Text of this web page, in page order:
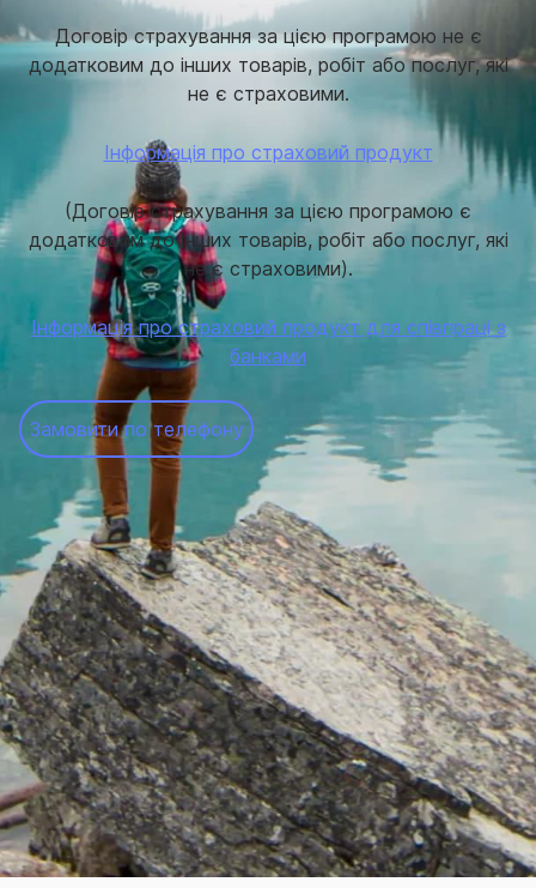
Договір страхування за цією програмою не є
додатковим до інших товарів, робіт або послуг, які
не є страховими.
Інформація про страховий продукт
(Договір страхування за цією програмою є
додатковим до інших товарів, робіт або послуг, які
не є страховими).
Інформація про страховий продукт для співпраці з
банками
Замовити по телефону